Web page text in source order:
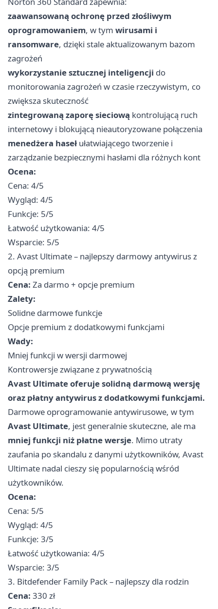
zaawansowaną ochronę przed złośliwym
oprogramowaniem, w tym wirusami i
ransomware, dzięki stale aktualizowanym bazom
zagrożeń
wykorzystanie sztucznej inteligencji do
monitorowania zagrożeń w czasie rzeczywistym, co
zwiększa skuteczność
zintegrowaną zaporę sieciową kontrolującą ruch
internetowy i blokującą nieautoryzowane połączenia
menedżera haseł ułatwiającego tworzenie i
zarządzanie bezpiecznymi hasłami dla różnych kont
Ocena:
Cena: 4/5
Wygląd: 4/5
Funkcje: 5/5
Łatwość użytkowania: 4/5
Wsparcie: 5/5
2. Avast Ultimate – najlepszy darmowy antywirus z
opcją premium
Cena: Za darmo + opcje premium
Zalety:
Solidne darmowe funkcje
Opcje premium z dodatkowymi funkcjami
Wady:
Mniej funkcji w wersji darmowej
Kontrowersje związane z prywatnością
Avast Ultimate oferuje solidną darmową wersję
oraz płatny antywirus z dodatkowymi funkcjami.
Darmowe oprogramowanie antywirusowe, w tym
Avast Ultimate, jest generalnie skuteczne, ale ma
mniej funkcji niż płatne wersje. Mimo utraty
zaufania po skandalu z danymi użytkowników, Avast
Ultimate nadal cieszy się popularnością wśród
użytkowników.
Ocena:
Cena: 5/5
Wygląd: 4/5
Funkcje: 3/5
Łatwość użytkowania: 4/5
Wsparcie: 3/5
3. Bitdefender Family Pack – najlepszy dla rodzin
Cena: 330 zł